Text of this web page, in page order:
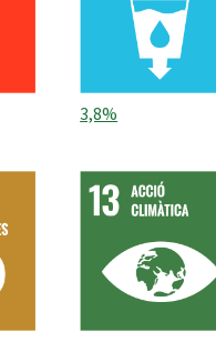
3,8%